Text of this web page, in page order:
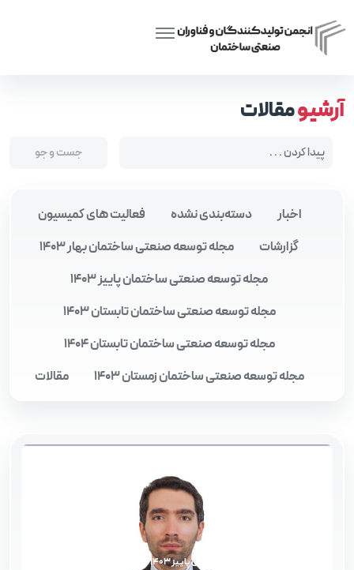
آرشیومقالات
اخبار دسته‌بندی نشده
فعالیت های کمیسیون
گزارشات
مجله توسعه صنعتی ساختمان بهار 1403
مجله توسعه صنعتی ساختمان پاییز 1403
مجله توسعه صنعتی ساختمان تابستان 1403
مجله توسعه صنعتی ساختمان تابستان 1404
مجله توسعه صنعتی ساختمان زمستان 1403
مقالات
مجله توسعه صنعتی ساختمان پاییز 1403